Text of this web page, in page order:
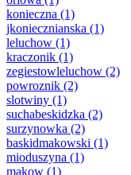
konieczna (1)
jkoniecznianska (1)
leluchow (1)
kraczonik (1)
zegiestowleluchow (2)
powroznik (2)
slotwiny (1)
suchabeskidzka (2)
surzynowka (2)
baskidmakowski (1)
mioduszyna (1)
makow (1)